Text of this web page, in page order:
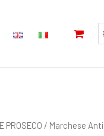
PROSECO / Marchese